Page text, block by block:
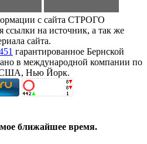
с сайта СТРОГО
на источник, а так же
сайта.
гарантированное Бернской
в международной компании по
США, Нью Йорк.
ближайшее время.